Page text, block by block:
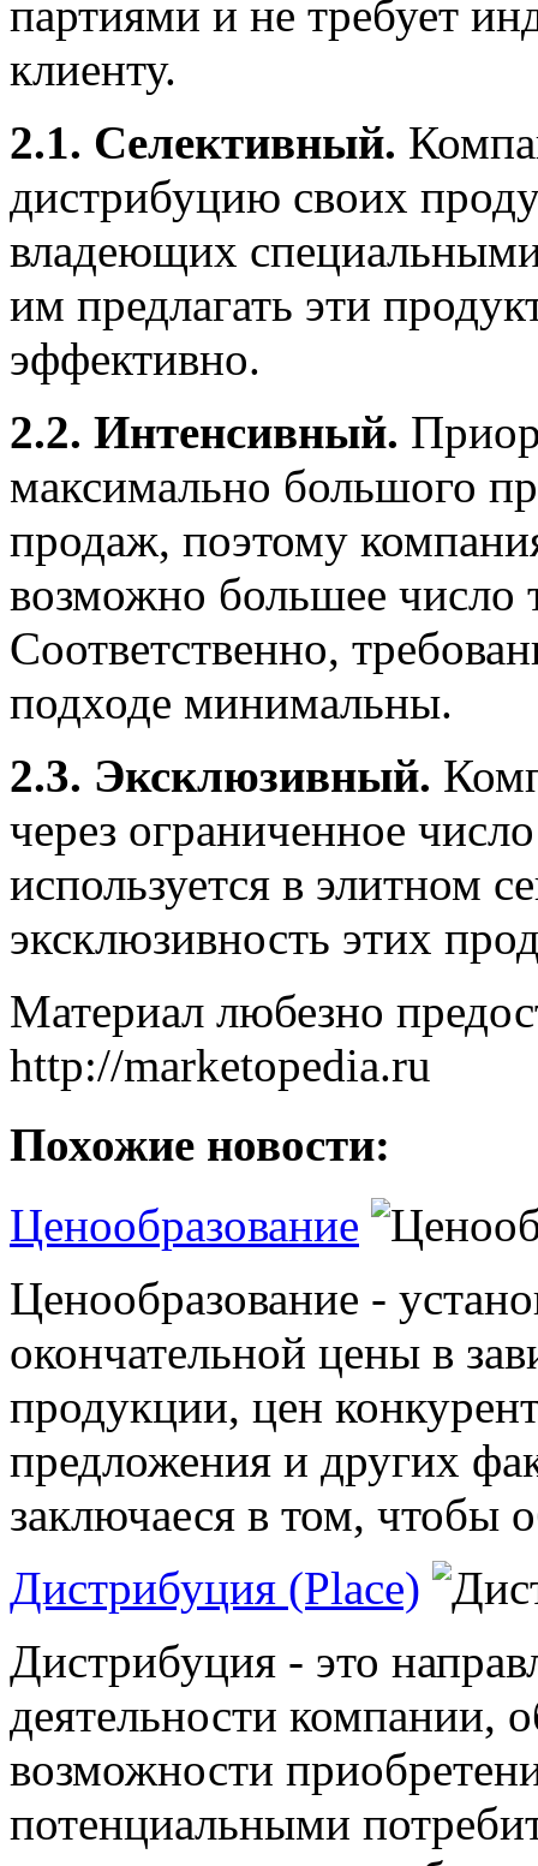
партиями и не требует
клиенту.
2.1. Селективный.
дистрибуцию своих
владеющих
им предлагать эти
эффективно.
2.2. Интенсивный.
максимально большого
продаж, поэтому
возможно большее число
Соответственно,
подходе минимальны.
2.3. Эксклюзивный.
через ограниченное
используется в элитном
эксклюзивность этих
Материал любезно
http://marketopedia.ru
Похожие новости:
Ценообразование
Ценообразование -
окончательной цены в
продукции, цен
предложения и других
заключаеся в том, чтобы
Дистрибуция (Place)
Дистрибуция - это
деятельности компании,
возможности
потенциальными